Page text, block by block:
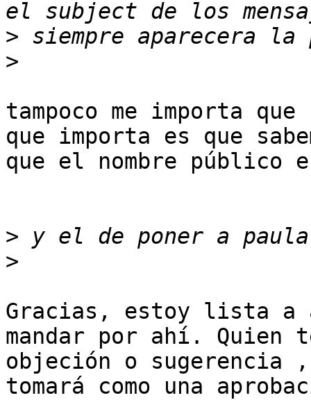
>
>
tampoco me importa
que importa es que
que el nombre público
>
>
Gracias, estoy lista a
mandar por ahí. Quien
objeción o
tomará como una